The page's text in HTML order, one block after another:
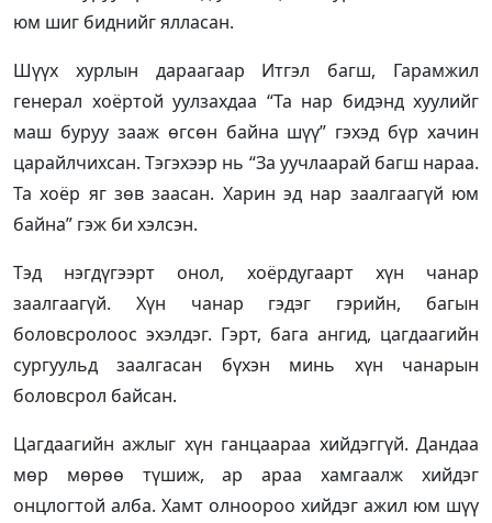
юм шиг биднийг ялласан.
Шүүх хурлын дараагаар Итгэл багш, Гарамжил
генерал хоёртой уулзахдаа “Та нар бидэнд хуулийг
маш буруу зааж өгсөн байна шүү” гэхэд бүр хачин
царайлчихсан. Тэгэхээр нь “За уучлаарай багш нараа.
Та хоёр яг зөв заасан. Харин эд нар заалгаагүй юм
байна” гэж би хэлсэн.
Тэд нэгдүгээрт онол, хоёрдугаарт хүн чанар
заалгаагүй. Хүн чанар гэдэг гэрийн, багын
боловсролоос эхэлдэг. Гэрт, бага ангид, цагдаагийн
сургуульд заалгасан бүхэн минь хүн чанарын
боловсрол байсан.
Цагдаагийн ажлыг хүн ганцаараа хийдэггүй. Дандаа
мөр мөрөө түшиж, ар араа хамгаалж хийдэг
онцлогтой алба. Хамт олноороо хийдэг ажил юм шүү